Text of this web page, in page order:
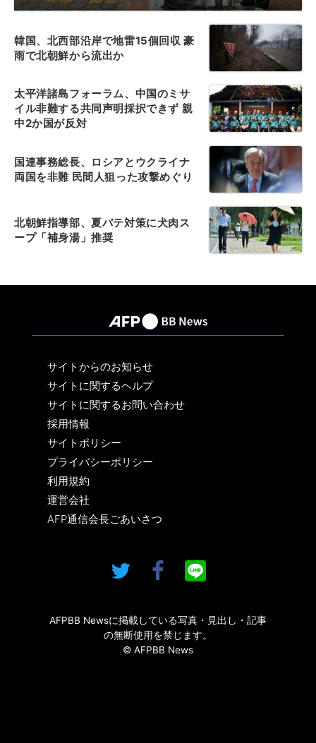
韓国、北西部沿岸で地雷15個回収 豪
雨で北朝鮮から流出か
太平洋諸島フォーラム、中国のミサ
イル非難する共同声明採択できず 親
中2か国が反対
国連事務総長、ロシアとウクライナ
両国を非難 民間人狙った攻撃めぐり
北朝鮮指導部、夏バテ対策に犬肉ス
ープ「補身湯」推奨
サイトからのお知らせ
サイトに関するヘルプ
サイトに関するお問い合わせ
採用情報
サイトポリシー
プライバシーポリシー
利用規約
運営会社
AFP通信会長ごあいさつ
AFPBB Newsに掲載している写真・見出し・記事
の無断使用を禁じます。
© AFPBB News